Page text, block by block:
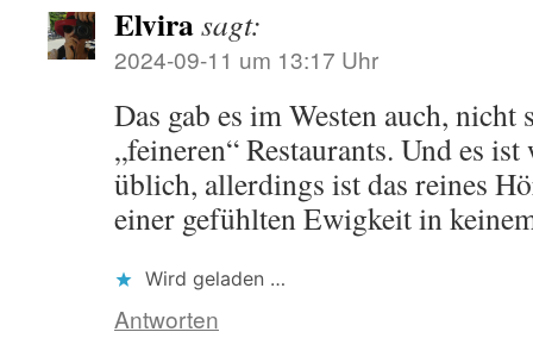
Elvirasagt:
2024-09-11 um 13:17 Uhr
Das gab es im Westen auch, nicht
„feineren“ Restaurants. Und es
üblich, allerdings ist das reines
einer gefühlten Ewigkeit in
Wird geladen …
Antworten